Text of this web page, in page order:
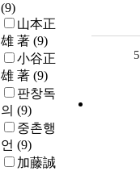
(9)
山本正
雄 著 (9)
小谷正
雄 著 (9)
판창독
의 (9)
중촌행
언 (9)
加藤誠
5